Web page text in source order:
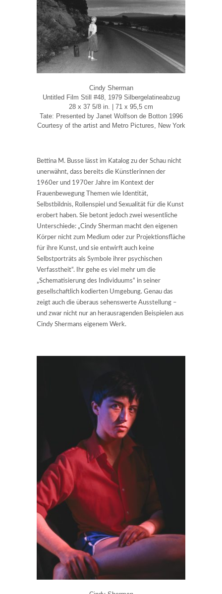
Cindy Sherman
Untitled Film Still #48, 1979 Silbergelatineabzug
28 x 37 5/8 in. | 71 x 95,5 cm
Tate: Presented by Janet Wolfson de Botton 1996
Courtesy of the artist and Metro Pictures, New York
Bettina M. Busse lässt im Katalog zu der Schau nicht
unerwähnt, dass bereits die Künstlerinnen der
1960er und 1970er Jahre im Kontext der
Frauenbewegung Themen wie Identität,
Selbstbildnis, Rollenspiel und Sexualität für die Kunst
erobert haben. Sie betont jedoch zwei wesentliche
Unterschiede: „Cindy Sherman macht den eigenen
Körper nicht zum Medium oder zur Projektionsfläche
für ihre Kunst, und sie entwirft auch keine
Selbstporträts als Symbole ihrer psychischen
Verfasstheit“. Ihr gehe es viel mehr um die
„Schematisierung des Individuums“ in seiner
gesellschaftlich kodierten Umgebung. Genau das
zeigt auch die überaus sehenswerte Ausstellung –
und zwar nicht nur an herausragenden Beispielen aus
Cindy Shermans eigenem Werk.